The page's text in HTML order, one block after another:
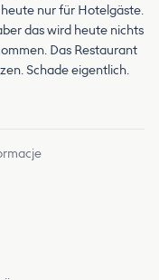
nur für Hotelgäste.
das wird heute nichts
Das Restaurant
Schade eigentlich.